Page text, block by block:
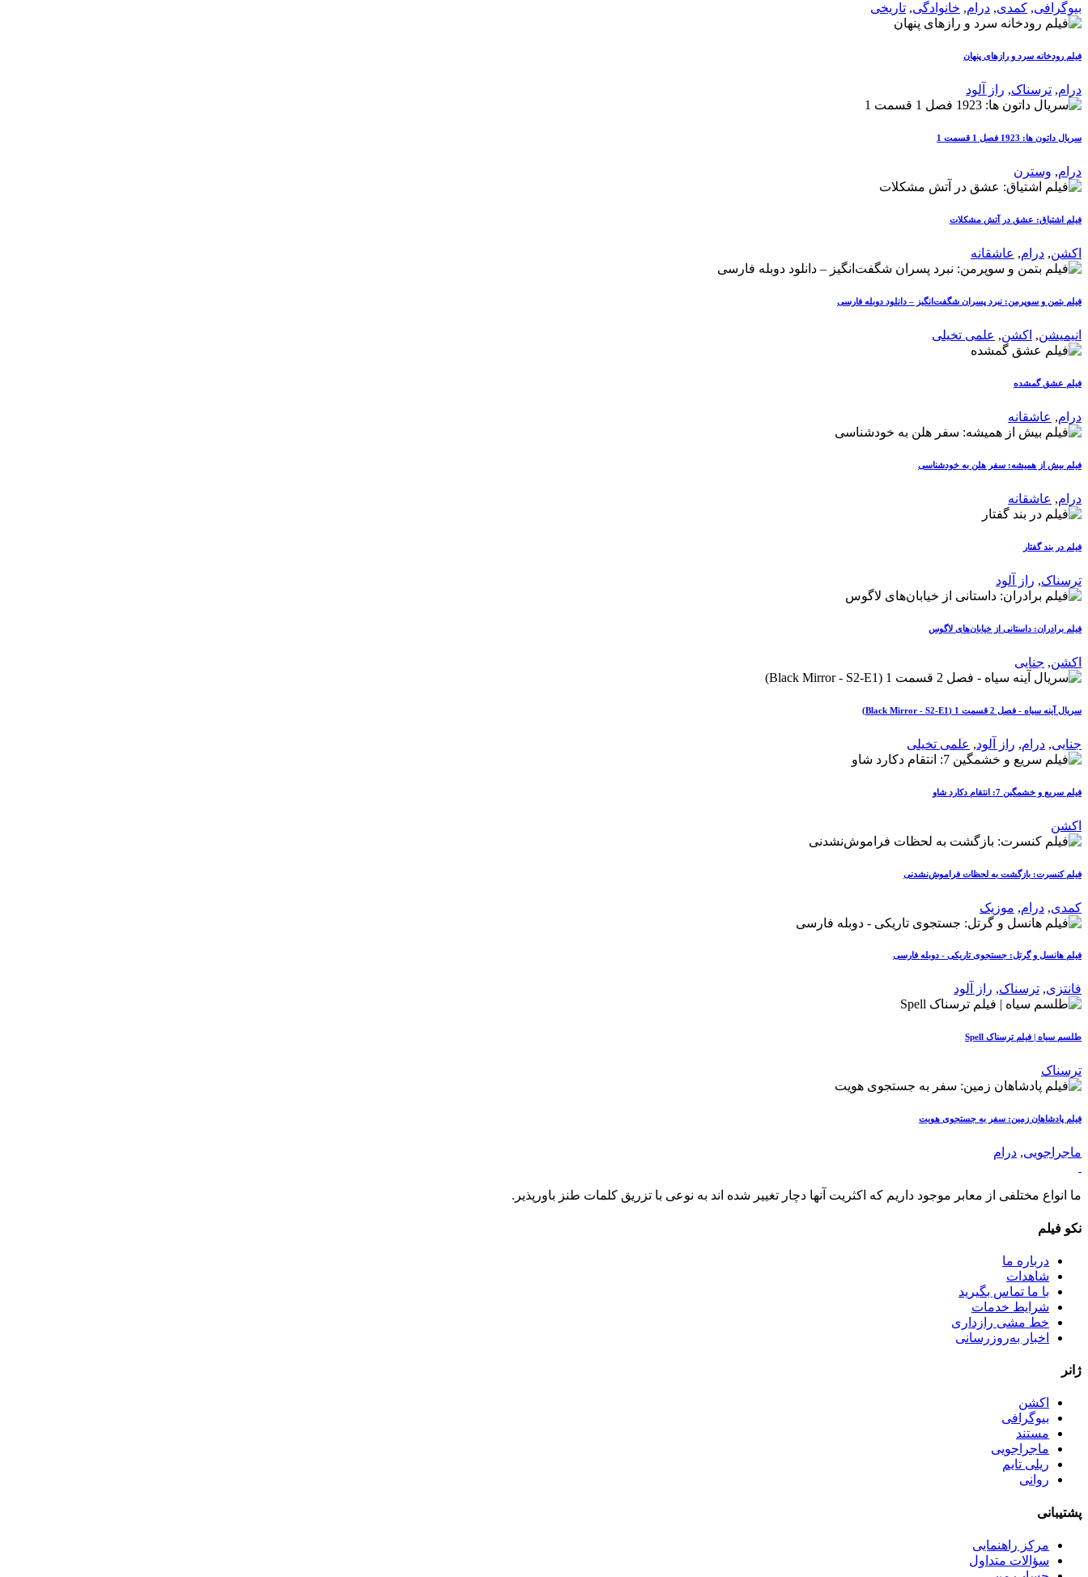
بیوگرافی, کمدی, درام, خانوادگی, تاریخی
فیلم رودخانه سرد و رازهای پنهان
درام, ترسناک, راز آلود
سریال داتون ها: 1923 فصل 1 قسمت 1
درام, وسترن
فیلم اشتیاق: عشق در آتش مشکلات
اکشن, درام, عاشقانه
فیلم بتمن و سوپرمن: نبرد پسران شگفت‌انگیز – دانلود دوبله فارسی
انیمیشن, اکشن, علمی تخیلی
فیلم عشق گمشده
درام, عاشقانه
فیلم بیش از همیشه: سفر هلن به خودشناسی
درام, عاشقانه
فیلم در بند گفتار
ترسناک, راز آلود
فیلم برادران: داستانی از خیابان‌های لاگوس
اکشن, جنایی
سریال آینه سیاه - فصل 2 قسمت 1 (Black Mirror - S2-E1)
جنایی, درام, راز آلود, علمی تخیلی
فیلم سریع و خشمگین 7: انتقام دکارد شاو
اکشن
فیلم کنسرت: بازگشت به لحظات فراموش‌نشدنی
کمدی, درام, موزیک
فیلم هانسل و گرتل: جستجوی تاریکی - دوبله فارسی
فانتزی, ترسناک, راز آلود
طلسم سیاه | فیلم ترسناک Spell
ترسناک
فیلم پادشاهان زمین: سفر به جستجوی هویت
ماجراجویی, درام
ما انواع مختلفی از معابر موجود داریم که اکثریت آنها دچار تغییر شده اند به نوعی با تزریق کلمات طنز باورپذیر.
نکو فیلم
درباره ما
شاهدات
با ما تماس بگیرید
شرایط خدمات
خط مشی رازداری
اخبار به‌روزرسانی
ژانر
اکشن
بیوگرافی
مستند
ماجراجویی
ریلی تایم
روانی
پشتیبانی
مرکز راهنمایی
سؤالات متداول